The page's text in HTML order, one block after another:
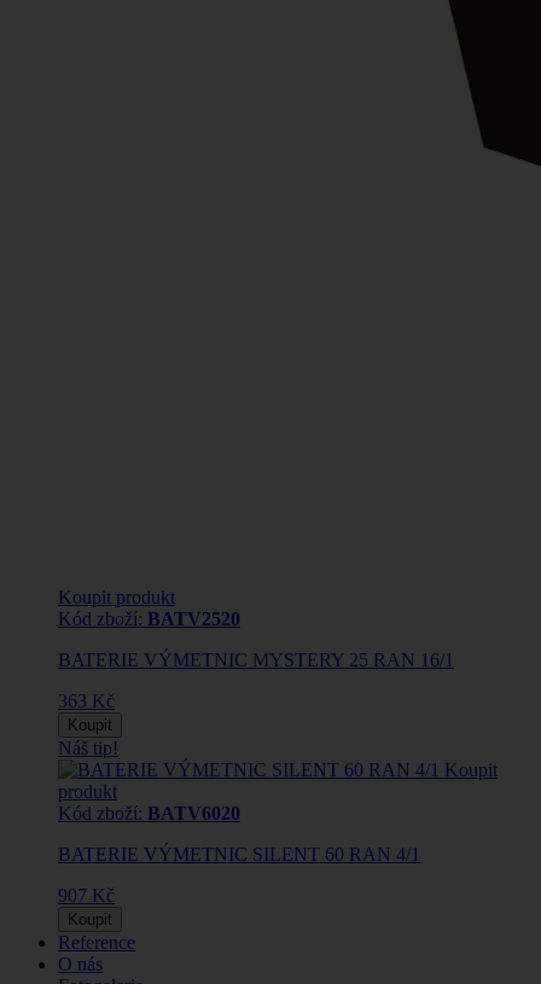
Koupit produkt
Kód zboží: BATV2520
BATERIE VÝMETNIC MYSTERY 25 RAN 16/1
363 Kč
Koupit
Náš tip!
Koupit
produkt
Kód zboží: BATV6020
BATERIE VÝMETNIC SILENT 60 RAN 4/1
907 Kč
Koupit
Reference
O nás